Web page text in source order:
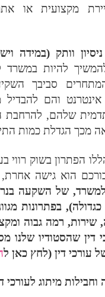
מקצועית או
וותק (במידה
להיות במשרד
סביבך
והם
שלהם, להרחבת
מכך הגדלת כמות
הפתרון בשוק רווי
הוא גישה אחרת,
של השקעה
בפתרונות
רמה גבוה
דין שהסטודיו שלנו
עורכי דין (לחץ כאן ל
וחבילות מיתוג לעורכי